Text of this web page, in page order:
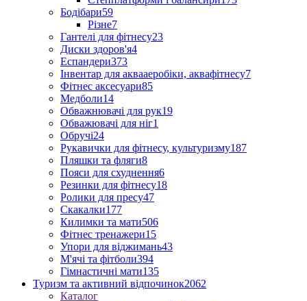
Бодібари59
Різне7
Гантелі для фітнесу23
Диски здоров'я4
Еспандери373
Інвентар для аквааеробіки, аквафітнесу7
Фітнес аксесуари85
Медболи14
Обважнювачі для рук19
Обважювачі для ніг1
Обручі24
Рукавички для фітнесу, культуризму187
Пляшки та фляги8
Пояси для схуднення6
Резинки для фітнесу18
Ролики для пресу47
Скакалки177
Килимки та мати506
Фітнес тренажери15
Упори для віджимань43
М'ячі та фітболи394
Гімнастичні мати135
Туризм та активний відпочинок2062
Каталог